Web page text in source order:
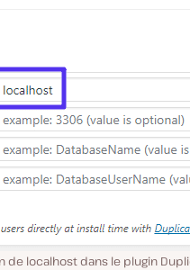
de localhost dans le plugin